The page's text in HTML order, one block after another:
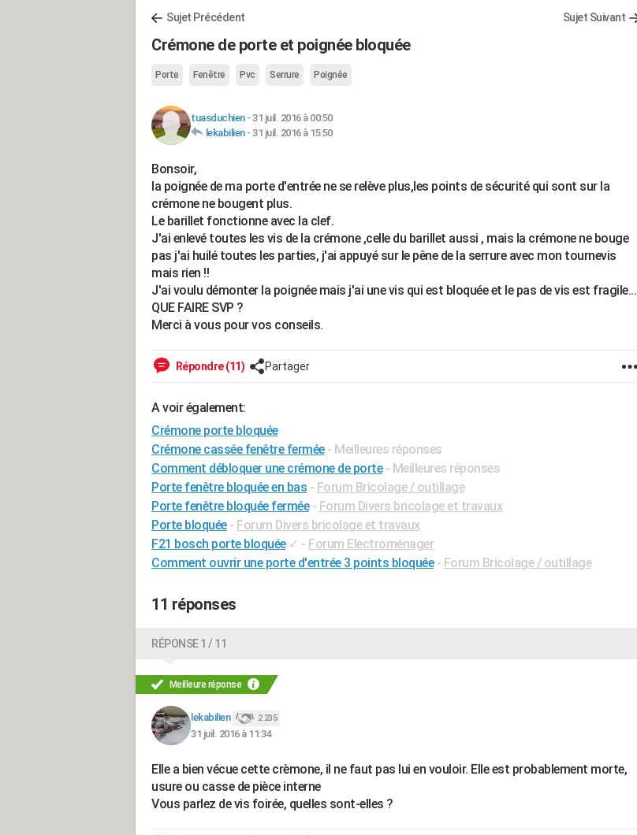
Sujet Précédent Sujet Suivant
Crémone de porte et poignée bloquée
Porte Fenêtre Pvc Serrure Poignée
tuasduchien- 31 juil. 2016 à 00:50
lekabilien- 31 juil. 2016 à 15:50
Bonsoir,
la poignée de ma porte d'entrée ne se relève plus,les points de sécurité qui sont sur la
crémone ne bougent plus.
Le barillet fonctionne avec la clef.
J'ai enlevé toutes les vis de la crémone ,celle du barillet aussi , mais la crémone ne bouge
pas j'ai huilé toutes les parties, j'ai appuyé sur le pêne de la serrure avec mon tournevis
mais rien !!
J'ai voulu démonter la poignée mais j'ai une vis qui est bloquée et le pas de vis est fragile...
QUE FAIRE SVP ?
Merci à vous pour vos conseils.
Répondre (11) Partager
A voir également:
Crémone porte bloquée
Crémone cassée fenêtre fermée - Meilleures réponses
Comment débloquer une crémone de porte - Meilleures réponses
Porte fenêtre bloquée en bas - Forum Bricolage / outillage
Porte fenêtre bloquée fermée - Forum Divers bricolage et travaux
Porte bloquée - Forum Divers bricolage et travaux
F21 bosch porte bloquée ✓ - Forum Electroménager
Comment ouvrir une porte d'entrée 3 points bloquée - Forum Bricolage / outillage
11 réponses
RÉPONSE 1 / 11
Meilleure réponse
lekabilien 2 235
31 juil. 2016 à 11:34
Elle a bien vécue cette crèmone, il ne faut pas lui en vouloir. Elle est probablement morte,
usure ou casse de pièce interne
Vous parlez de vis foirée, quelles sont-elles ?